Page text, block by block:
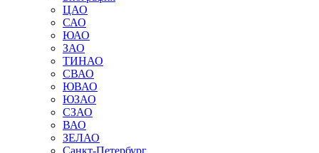
ЦАО
САО
ЮАО
ЗАО
ТИНАО
СВАО
ЮВАО
ЮЗАО
СЗАО
ВАО
ЗЕЛАО
Санкт-Петербург